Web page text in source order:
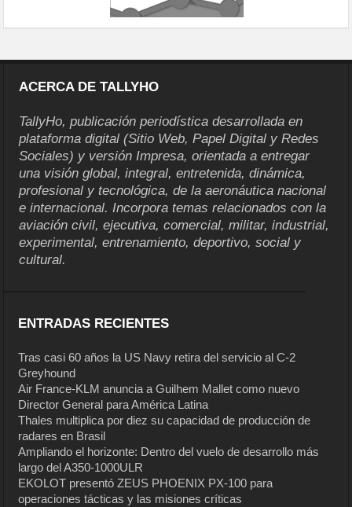
ACERCA DE TALLYHO
TallyHo, publicación periodística desarrollada en
plataforma digital (Sitio Web, Papel Digital y Redes
Sociales) y versión Impresa, orientada a entregar
una visión global, integral, entretenida, dinámica,
profesional y tecnológica, de la aeronáutica nacional
e internacional. Incorpora temas relacionados con la
aviación civil, ejecutiva, comercial, militar, industrial,
experimental, entrenamiento, deportivo, social y
cultural.
ENTRADAS RECIENTES
Tras casi 60 años la US Navy retira del servicio al C-2
Greyhound
Air France-KLM anuncia a Guilhem Mallet como nuevo
Director General para América Latina
Thales multiplica por diez su capacidad de producción de
radares en Brasil
Ampliando el horizonte: Dentro del vuelo de desarrollo más
largo del A350-1000ULR
EKOLOT presentó ZEUS PHOENIX PX-100 para
operaciones tácticas y las misiones críticas